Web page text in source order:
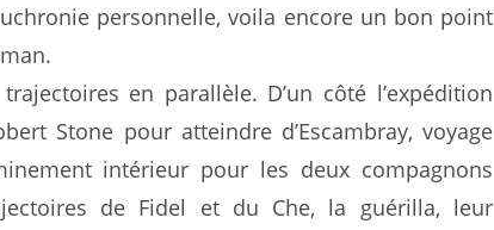
personnelle, voila encore un bon point
en parallèle. D’un côté l’expédition
Stone pour atteindre d’Escambray, voyage
intérieur pour les deux compagnons
de Fidel et du Che, la guérilla, leur